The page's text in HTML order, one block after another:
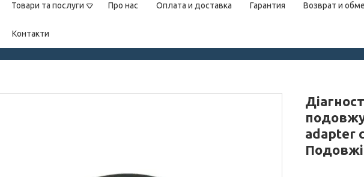
Товари та послуги Про нас Оплата и доставка Гарантия Возврат и
Контакти
adapter